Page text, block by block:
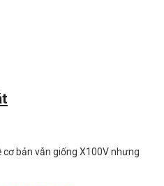
cơ bản vẫn giống X100V nhưng